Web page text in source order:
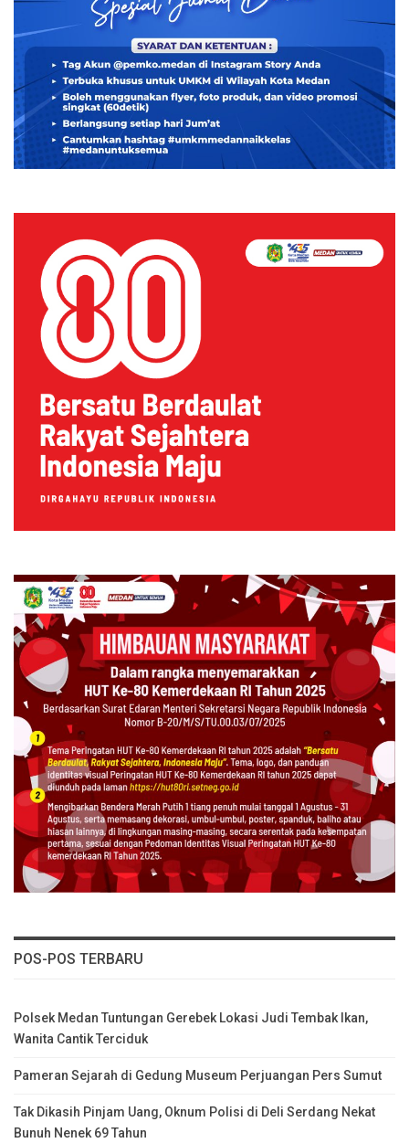
POS-POS TERBARU
Polsek Medan Tuntungan Gerebek Lokasi Judi Tembak Ikan,
Wanita Cantik Terciduk
Pameran Sejarah di Gedung Museum Perjuangan Pers Sumut
Tak Dikasih Pinjam Uang, Oknum Polisi di Deli Serdang Nekat
Bunuh Nenek 69 Tahun